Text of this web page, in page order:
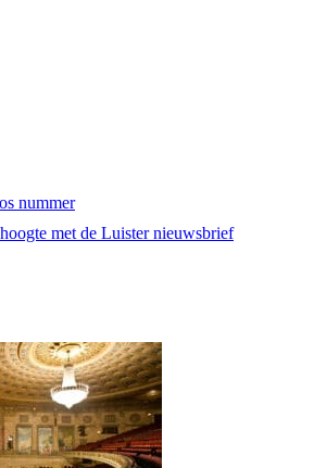
nummer
met de Luister nieuwsbrief